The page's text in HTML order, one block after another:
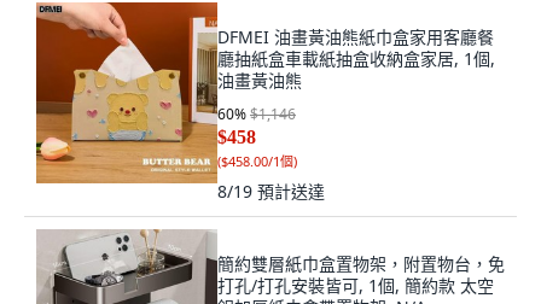
DFMEI 油畫黃油熊紙巾盒家用客廳餐
廳抽紙盒車載紙抽盒收納盒家居, 1個,
油畫黃油熊
60%$1,146
$458
($458.00/1個)
8/19 預計送達
簡約雙層紙巾盒置物架，附置物台，免
打孔/打孔安裝皆可, 1個, 簡約款 太空